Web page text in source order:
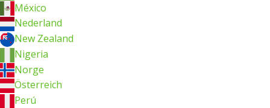
México
Nederland
New Zealand
Nigeria
Norge
Österreich
Perú